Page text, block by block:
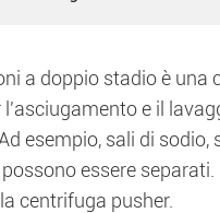
a doppio stadio è
e il
esempio, sali di
essere
centrifuga pusher.